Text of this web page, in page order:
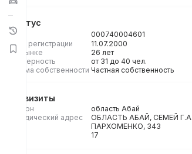
Статус
БИН
000740004601
Дата регистрации
11.07.2000
На рынке
26 лет
Размерность
от 31 до 40 чел.
Форма собственности Частная собственность
Реквизиты
Регион
область Абай
Юридический адрес
ОБЛАСТЬ АБАЙ, СЕМЕЙ
ПАРХОМЕНКО, 343
17